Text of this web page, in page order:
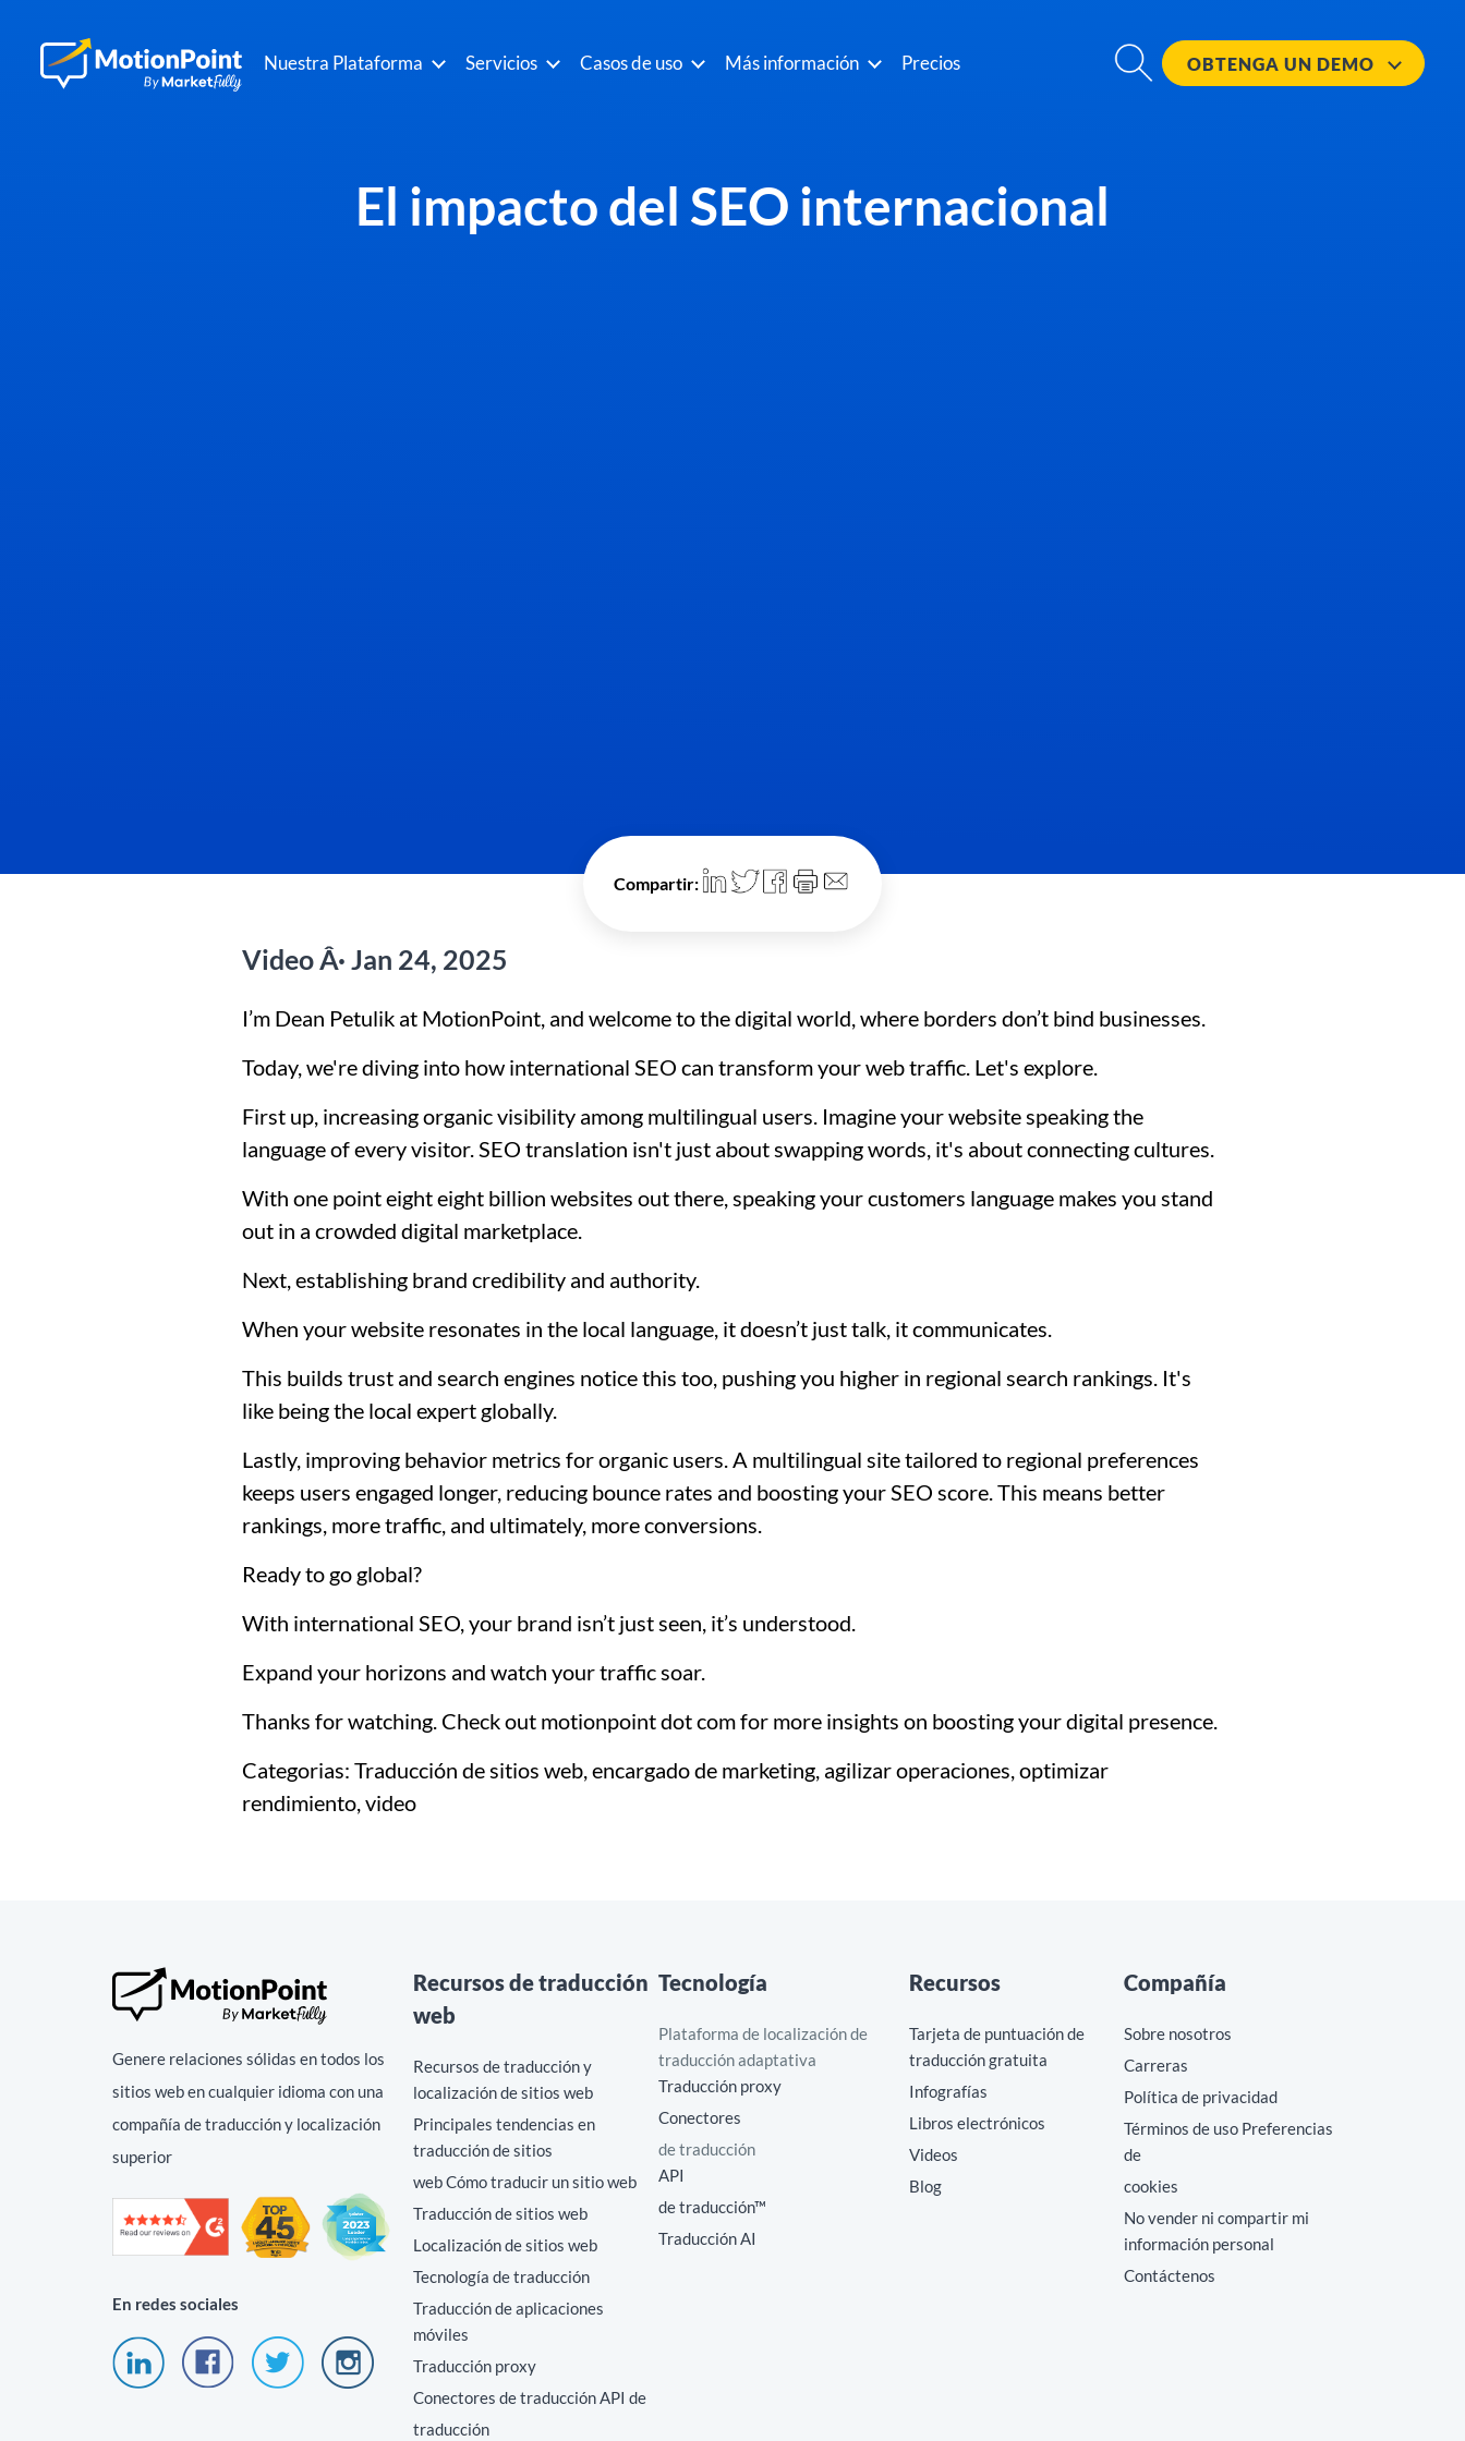
Nuestra Plataforma Servicios Casos de uso Más información Precios OBTENGA UN DEMO
El impacto del SEO internacional
Compartir:
Video Â· Jan 24, 2025
I’m Dean Petulik at MotionPoint, and welcome to the digital world, where borders don’t bind businesses.
Today, we're diving into how international SEO can transform your web traffic. Let's explore.
First up, increasing organic visibility among multilingual users. Imagine your website speaking the
language of every visitor. SEO translation isn't just about swapping words, it's about connecting cultures.
With one point eight eight billion websites out there, speaking your customers language makes you stand
out in a crowded digital marketplace.
Next, establishing brand credibility and authority.
When your website resonates in the local language, it doesn’t just talk, it communicates.
This builds trust and search engines notice this too, pushing you higher in regional search rankings. It's
like being the local expert globally.
Lastly, improving behavior metrics for organic users. A multilingual site tailored to regional preferences
keeps users engaged longer, reducing bounce rates and boosting your SEO score. This means better
rankings, more traffic, and ultimately, more conversions.
Ready to go global?
With international SEO, your brand isn’t just seen, it’s understood.
Expand your horizons and watch your traffic soar.
Thanks for watching. Check out motionpoint dot com for more insights on boosting your digital presence.
Categorias: Traducción de sitios web, encargado de marketing, agilizar operaciones, optimizar
rendimiento, video
Genere relaciones sólidas en todos los
sitios web en cualquier idioma con una
compañía de traducción y localización
superior
En redes sociales
Recursos de traducción
web
Recursos de traducción y
localización de sitios web
Principales tendencias en
traducción de sitios
web Cómo traducir un sitio web
Traducción de sitios web
Localización de sitios web
Tecnología de traducción
Traducción de aplicaciones
móviles
Traducción proxy
Conectores de traducción API de
traducción
Tecnología
Plataforma de localización de
traducción adaptativa
Traducción proxy
Conectores
de traducción
API
de traducción™
Traducción AI
Recursos
Tarjeta de puntuación de
traducción gratuita
Infografías
Libros electrónicos
Videos
Blog
Compañía
Sobre nosotros
Carreras
Política de privacidad
Términos de uso Preferencias
de
cookies
No vender ni compartir mi
información personal
Contáctenos